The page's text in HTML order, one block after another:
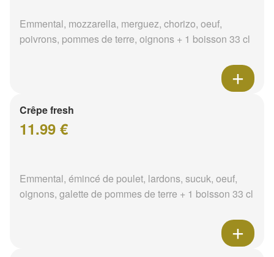
Emmental, mozzarella, merguez, chorizo, oeuf,
poivrons, pommes de terre, oignons + 1 boisson 33 cl
Crêpe fresh
11.99 €
Emmental, émincé de poulet, lardons, sucuk, oeuf,
oignons, galette de pommes de terre + 1 boisson 33 cl